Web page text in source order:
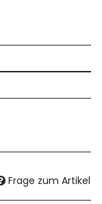
Frage zum Artikel